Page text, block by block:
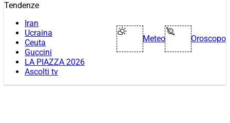
Tendenze
Iran
Ucraina
Ceuta
Guccini
LA PIAZZA 2026
Ascolti tv
Meteo Oroscopo